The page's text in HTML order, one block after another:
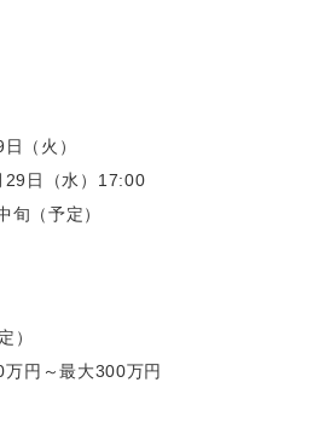
日（火）
29日（水）17:00
旬（予定）
）
万円～最大300万円